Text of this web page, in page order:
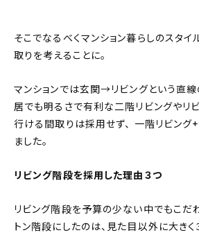
そこでなるべくマンション暮らしのスタ
取りを考えることに。
マンションでは玄関→リビングという直線
居でも明るさで有利な二階リビングやリ
行ける間取りは採用せず、 一階リビング
ました。
リビング階段を採用した理由３つ
リビング階段を予算の少ない中でもこだ
トン階段にしたのは、見た目以外に大き